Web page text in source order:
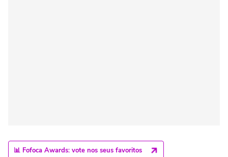
📊 Fofoca Awards: vote nos seus favoritos